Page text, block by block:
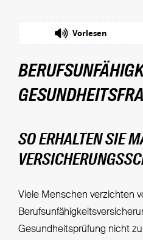
Vorlesen
SO ERHALTEN SIE
Viele Menschen verzichten
Gesundheitsprüfung nicht